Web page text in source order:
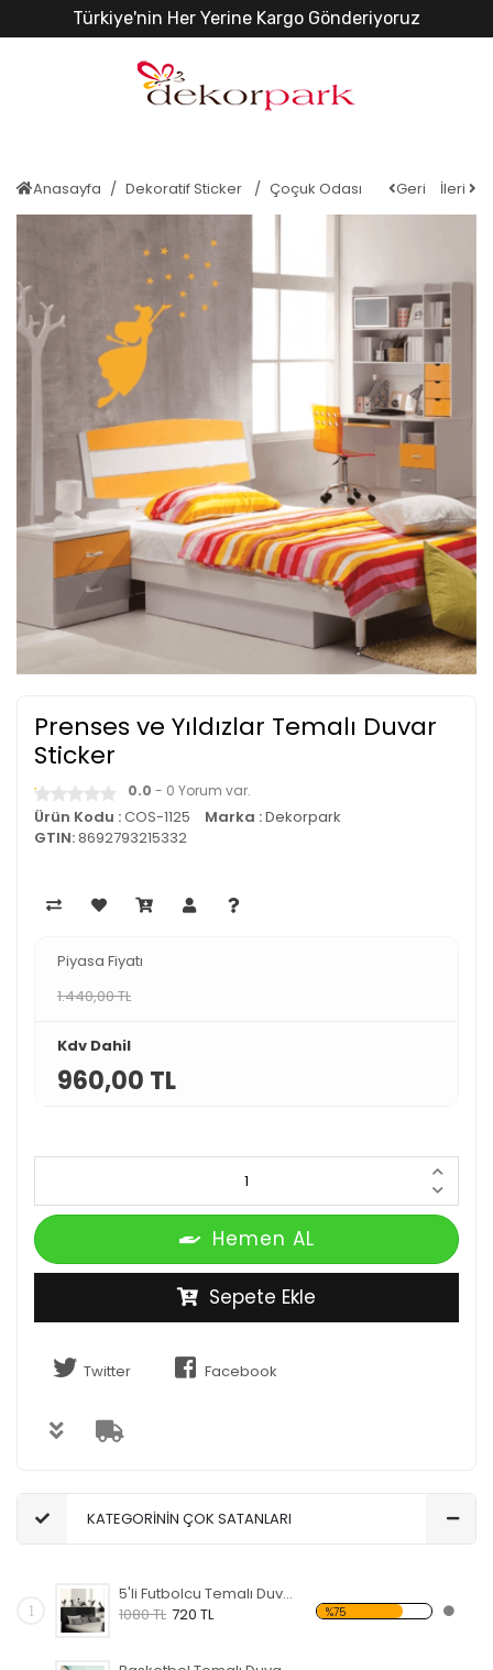
Türkiye'nin Her Yerine Kargo Gönderiyoruz
Anasayfa Dekoratif Sticker Çoçuk Odası Geri İleri
Prenses ve Yıldızlar Temalı Duvar
Sticker
0.0 - 0 Yorum var.
Ürün Kodu :COS-1125 Marka :Dekorpark
GTIN:8692793215332
Piyasa Fiyatı
1.440,00 TL
Kdv Dahil
960,00 TL
Hemen AL
Sepete Ekle
Twitter Facebook
KATEGORİNİN ÇOK SATANLARI
1
5'li Futbolcu Temalı Duvar Sticker
1080 TL 720 TL %75